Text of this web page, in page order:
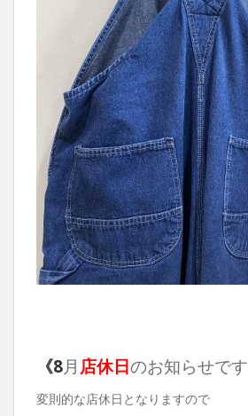
《8月 店休日のお知らせです
変則的な店休日となりますので